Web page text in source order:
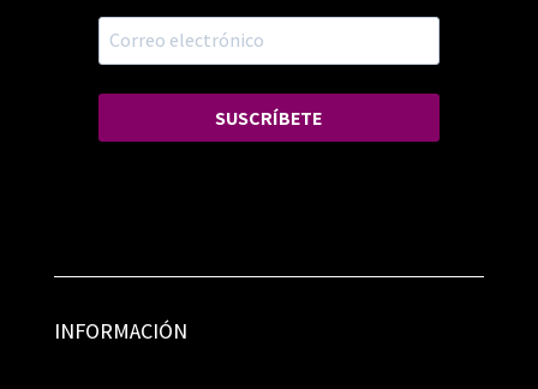
SUSCRÍBETE
INFORMACIÓN